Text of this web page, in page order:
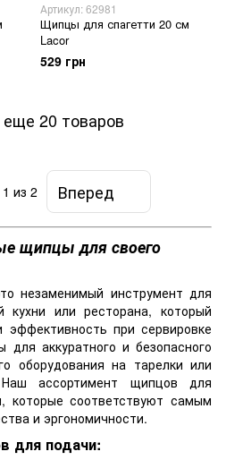
Артикул: 62981
Щипцы для спагетти 20 см
Lacor
529 грн
еще 20 товаров
1 из 2 Вперед
щипцы для своего
незаменимый инструмент для
кухни или ресторана, который
эффективность при сервировке
аккуратного и безопасного
оборудования на тарелки или
ассортимент щипцов для
которые соответствуют самым
и эргономичности.
для подачи: